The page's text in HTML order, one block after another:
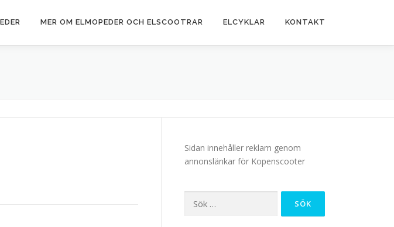
MER OM ELMOPEDER OCH ELSCOOTRAR ELCYKLAR KONTAKT
Sidan innehåller reklam genom
annonslänkar för Kopenscooter
efter: